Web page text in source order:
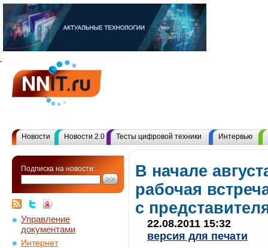
Новости Новости 2.0 Тесты цифровой техники Интервью
Подписка на новости:
Управление
документами
Интернет
В начале
рабочая
с
22.08.2011 15:32
версия для печати